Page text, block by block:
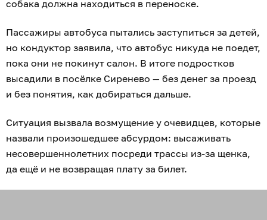
собака должна находиться в переноске.
Пассажиры автобуса пытались заступиться за детей,
но кондуктор заявила, что автобус никуда не поедет,
пока они не покинут салон. В итоге подростков
высадили в посёлке Сиренево — без денег за проезд
и без понятия, как добираться дальше.
Ситуация вызвала возмущение у очевидцев, которые
назвали произошедшее абсурдом: высаживать
несовершеннолетних посреди трассы из-за щенка,
да ещё и не возвращая плату за билет.